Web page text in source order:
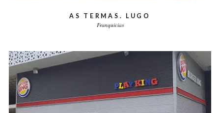
AS TERMAS. LUGO
Franquicias